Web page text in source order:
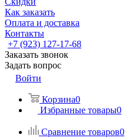
Как заказать
Оплата и доставка
Контакты
+7 (923) 127-17-68
Заказать звонок
Задать вопрос
Войти
Корзина0
Избранные товары0
Сравнение товаров0